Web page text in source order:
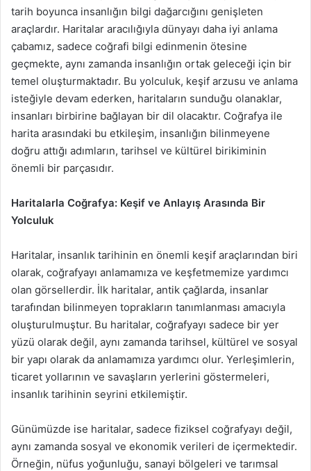
tarih boyunca insanlığın bilgi dağarcığını genişleten
araçlardır. Haritalar aracılığıyla dünyayı daha iyi anlama
çabamız, sadece coğrafi bilgi edinmenin ötesine
geçmekte, aynı zamanda insanlığın ortak geleceği için bir
temel oluşturmaktadır. Bu yolculuk, keşif arzusu ve anlama
isteğiyle devam ederken, haritaların sunduğu olanaklar,
insanları birbirine bağlayan bir dil olacaktır. Coğrafya ile
harita arasındaki bu etkileşim, insanlığın bilinmeyene
doğru attığı adımların, tarihsel ve kültürel birikiminin
önemli bir parçasıdır.
Haritalarla Coğrafya: Keşif ve Anlayış Arasında Bir
Yolculuk
Haritalar, insanlık tarihinin en önemli keşif araçlarından biri
olarak, coğrafyayı anlamamıza ve keşfetmemize yardımcı
olan görsellerdir. İlk haritalar, antik çağlarda, insanlar
tarafından bilinmeyen toprakların tanımlanması amacıyla
oluşturulmuştur. Bu haritalar, coğrafyayı sadece bir yer
yüzü olarak değil, aynı zamanda tarihsel, kültürel ve sosyal
bir yapı olarak da anlamamıza yardımcı olur. Yerleşimlerin,
ticaret yollarının ve savaşların yerlerini göstermeleri,
insanlık tarihinin seyrini etkilemiştir.
Günümüzde ise haritalar, sadece fiziksel coğrafyayı değil,
aynı zamanda sosyal ve ekonomik verileri de içermektedir.
Örneğin, nüfus yoğunluğu, sanayi bölgeleri ve tarımsal